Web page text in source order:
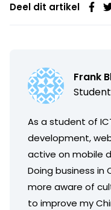
Deel dit artikel
Frank
As a student of
development,
active on mobile
Doing business in
more aware of
to improve my